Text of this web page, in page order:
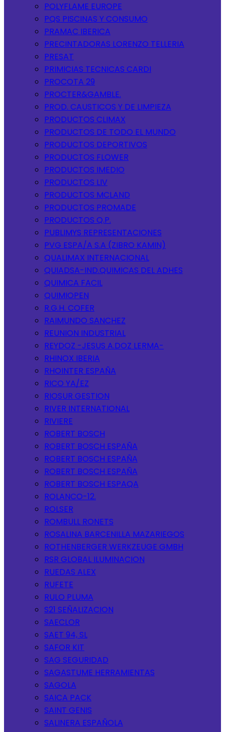
POLYFLAME EUROPE
PQS PISCINAS Y CONSUMO
PRAMAC IBERICA
PRECINTADORAS LORENZO TELLERIA
PRESAT
PRIMICIAS TECNICAS CARDI
PROCOTA 29
PROCTER&GAMBLE.
PROD. CAUSTICOS Y DE LIMPIEZA
PRODUCTOS CLIMAX
PRODUCTOS DE TODO EL MUNDO
PRODUCTOS DEPORTIVOS
PRODUCTOS FLOWER
PRODUCTOS IMEDIO
PRODUCTOS LIV
PRODUCTOS MCLAND
PRODUCTOS PROMADE
PRODUCTOS Q.P.
PUBLIMYS REPRESENTACIONES
PVG ESPA/A S.A (ZIBRO KAMIN)
QUALIMAX INTERNACIONAL
QUIADSA-IND.QUIMICAS DEL ADHES
QUIMICA FACIL
QUIMIOPEN
R.G.H. COFER
RAIMUNDO SANCHEZ
REUNION INDUSTRIAL
REYDOZ -JESUS A.DOZ LERMA-
RHINOX IBERIA
RHOINTER ESPAÑA
RICO YA/EZ
RIOSUR GESTION
RIVER INTERNATIONAL
RIVIERE
ROBERT BOSCH
ROBERT BOSCH ESPAÑA
ROBERT BOSCH ESPAÑA
ROBERT BOSCH ESPAÑA
ROBERT BOSCH ESPAQA
ROLANCO-12.
ROLSER
ROMBULL RONETS
ROSALINA BARCENILLA MAZARIEGOS
ROTHENBERGER WERKZEUGE GMBH
RSR GLOBAL ILUMINACION
RUEDAS ALEX
RUFETE
RULO PLUMA
S21 SEÑALIZACION
SAECLOR
SAET 94, SL
SAFOR KIT
SAG SEGURIDAD
SAGASTUME HERRAMIENTAS
SAGOLA
SAICA PACK
SAINT GENIS
SALINERA ESPAÑOLA